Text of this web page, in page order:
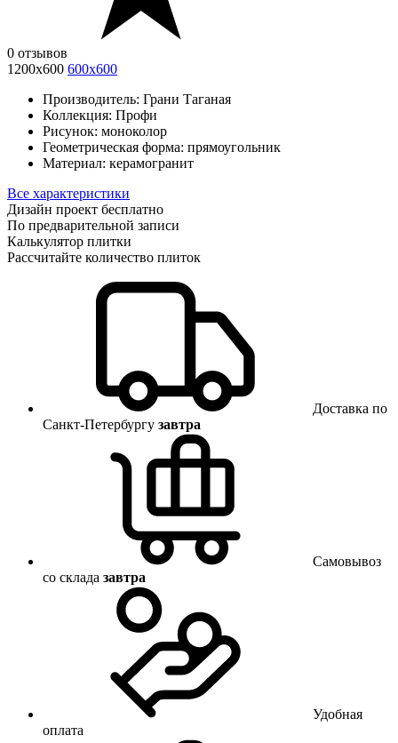
0 отзывов
1200х600 600х600
Производитель: Грани Таганая
Коллекция: Профи
Рисунок: моноколор
Геометрическая форма: прямоугольник
Материал: керамогранит
Все характеристики
Дизайн проект бесплатно
По предварительной записи
Калькулятор плитки
Рассчитайте количество плиток
Доставка по
Санкт-Петербургу завтра
Самовывоз
со склада завтра
Удобная
оплата